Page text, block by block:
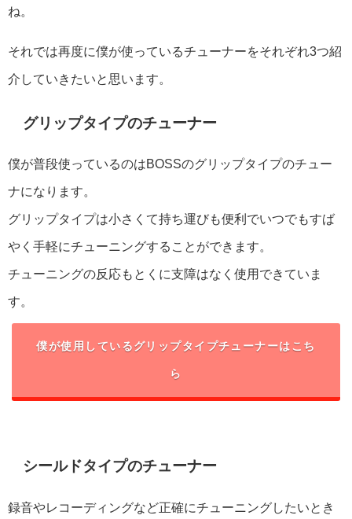
ね。
それでは再度に僕が使っているチューナーをそれぞれ3つ紹
介していきたいと思います。
グリップタイプのチューナー
僕が普段使っているのはBOSSのグリップタイプのチュー
ナになります。
グリップタイプは小さくて持ち運びも便利でいつでもすば
やく手軽にチューニングすることができます。
チューニングの反応もとくに支障はなく使用できていま
す。
僕が使用しているグリップタイプチューナーはこち
ら
シールドタイプのチューナー
録音やレコーディングなど正確にチューニングしたいとき